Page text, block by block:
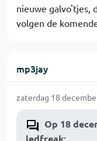
nieuwe galvo'tjes,
volgen de
mp3jay
zaterdag 18
Op 18
ledfreak: